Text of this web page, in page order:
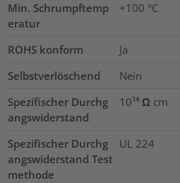
Min. Schrumpftemp
eratur
+100 °C
ROHS konform
Ja
Selbstverlöschend
Nein
Spezifischer Durchg
angswiderstand
10¹⁴ Ω cm
Spezifischer Durchg
angswiderstand Test
methode
UL 224